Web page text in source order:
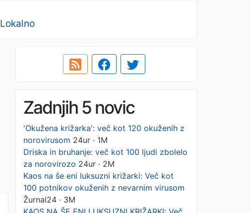
Lokalno
Zadnjih 5 novic
'Okužena križarka': več kot 120 okuženih z
norovirusom 24ur · 1M
Driska in bruhanje: več kot 100 ljudi zbolelo
za norovirozo 24ur · 2M
Kaos na še eni luksuzni križarki: Več kot
100 potnikov okuženih z nevarnim virusom
Žurnal24 · 3M